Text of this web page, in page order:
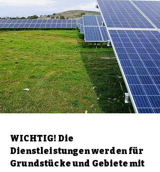
WICHTIG! Die
Dienstleistungen werden für
Grundstücke und Gebiete mit